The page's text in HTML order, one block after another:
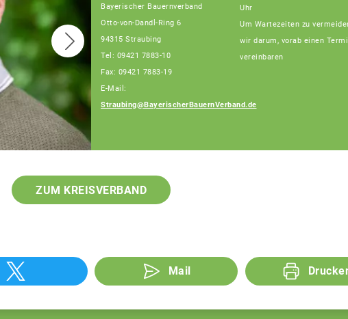
Bayerischer Bauernverband
Otto-von-Dandl-Ring 6
94315 Straubing
Tel: 09421 7883-10
Fax: 09421 7883-19
E-Mail:
Straubing@BayerischerBauernVerband.de
Uhr
Um Wartezeiten zu
wir darum, vorab einen
vereinbaren
ZUM KREISVERBAND
Mail